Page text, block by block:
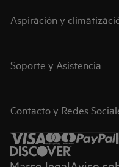
Aspiración y
Soporte y Asistencia
Contacto y Redes